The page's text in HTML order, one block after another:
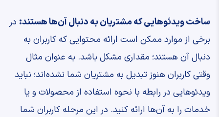
ساخت ویدئوهایی که مشتریان به دنبال آن‌ها هستند:در
برخی از موارد ممکن است ارائه محتوایی که کاربران به
دنبال آن هستند؛ مقداری مشکل باشد. به عنوان مثال
وقتی کاربران هنوز تبدیل به مشتریان شما نشده‌اند؛ نباید
ویدئوهایی در رابطه با نحوه استفاده از محصولات و یا
خدمات را به آن‌ها ارائه کنید. در این مرحله کاربران شما